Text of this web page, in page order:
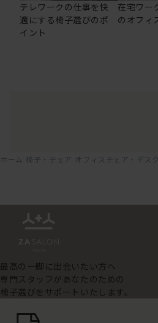
テレワークの仕事を快
適にする椅子選びのポ
イント
在宅ワー
のオフィ
ホーム 椅子・チェア オフィスチェア・デス
最高の一脚に出会いたい方へ
専門スタッフがあなたのための
椅子選びをサポートいたします。